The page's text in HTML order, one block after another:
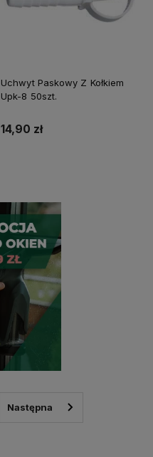
Uchwyt Paskowy Z Kołkiem
Upk-8 50szt.
14,90 zł